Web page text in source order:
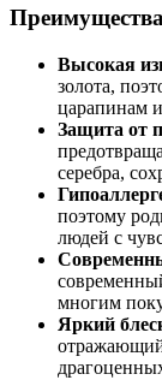
Высокая
золота,
царапинам
Защита от
серебра,
поэтому
людей с
многим
Яркий